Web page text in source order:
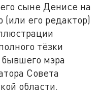
сыне Денисе на
(или его редактор)
тёзки
мэра
Совета
области.